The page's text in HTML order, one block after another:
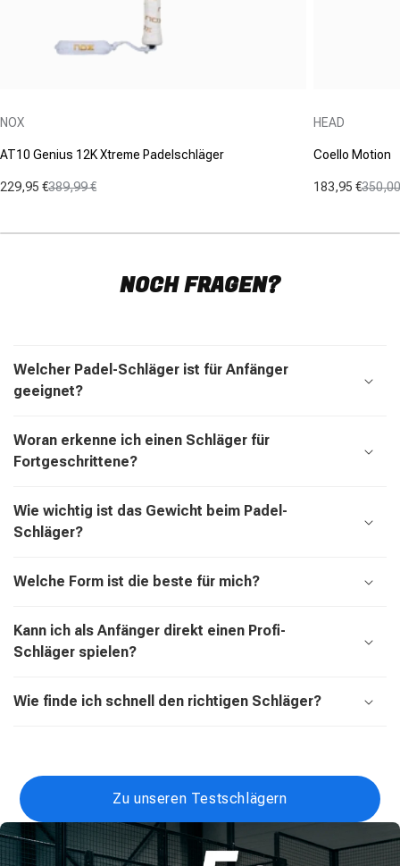
NOX
AT10 Genius 12K Xtreme Padelschläger
Verkaufspreis
229,95 €
Normaler Preis
389,99 €
HEAD
Coello Motion
183,95 €
Normaler
NOCH FRAGEN?
Welcher Padel-Schläger ist für Anfänger
geeignet?
Woran erkenne ich einen Schläger für
Fortgeschrittene?
Wie wichtig ist das Gewicht beim Padel-
Schläger?
Welche Form ist die beste für mich?
Kann ich als Anfänger direkt einen Profi-
Schläger spielen?
Wie finde ich schnell den richtigen Schläger?
Zu unseren Testschlägern